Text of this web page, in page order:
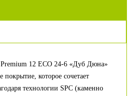
12 ECO 24-6 «Дуб Дюна»
которое сочетает
технологии SPC (каменно